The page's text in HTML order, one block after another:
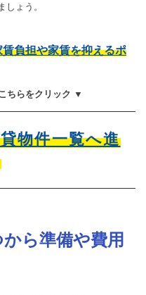
ょう。
負担や家賃を抑えるポ
ちらをクリック ▼
物件一覧へ進
ら準備や費用